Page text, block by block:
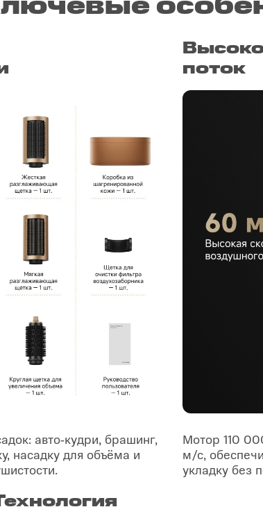
авто‑кудри, брашинг,
насадку для объёма и
поток
Мотор 110
м/с,
укладку без